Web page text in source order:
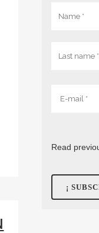
Read